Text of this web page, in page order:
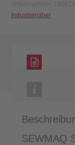
Industrienähmaschine
Gestell)
Artikelnummer:
Industrienäher
SEWMAQ